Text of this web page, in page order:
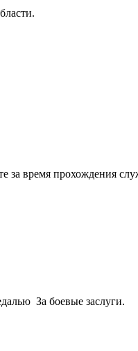
за время прохождения
За боевые заслуги.